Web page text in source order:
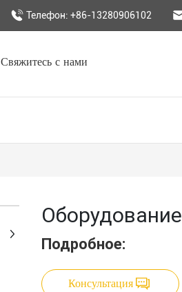
Телефон: +86-13280906102
Свяжитесь с нами
Оборудование
Подробное:
Консультация